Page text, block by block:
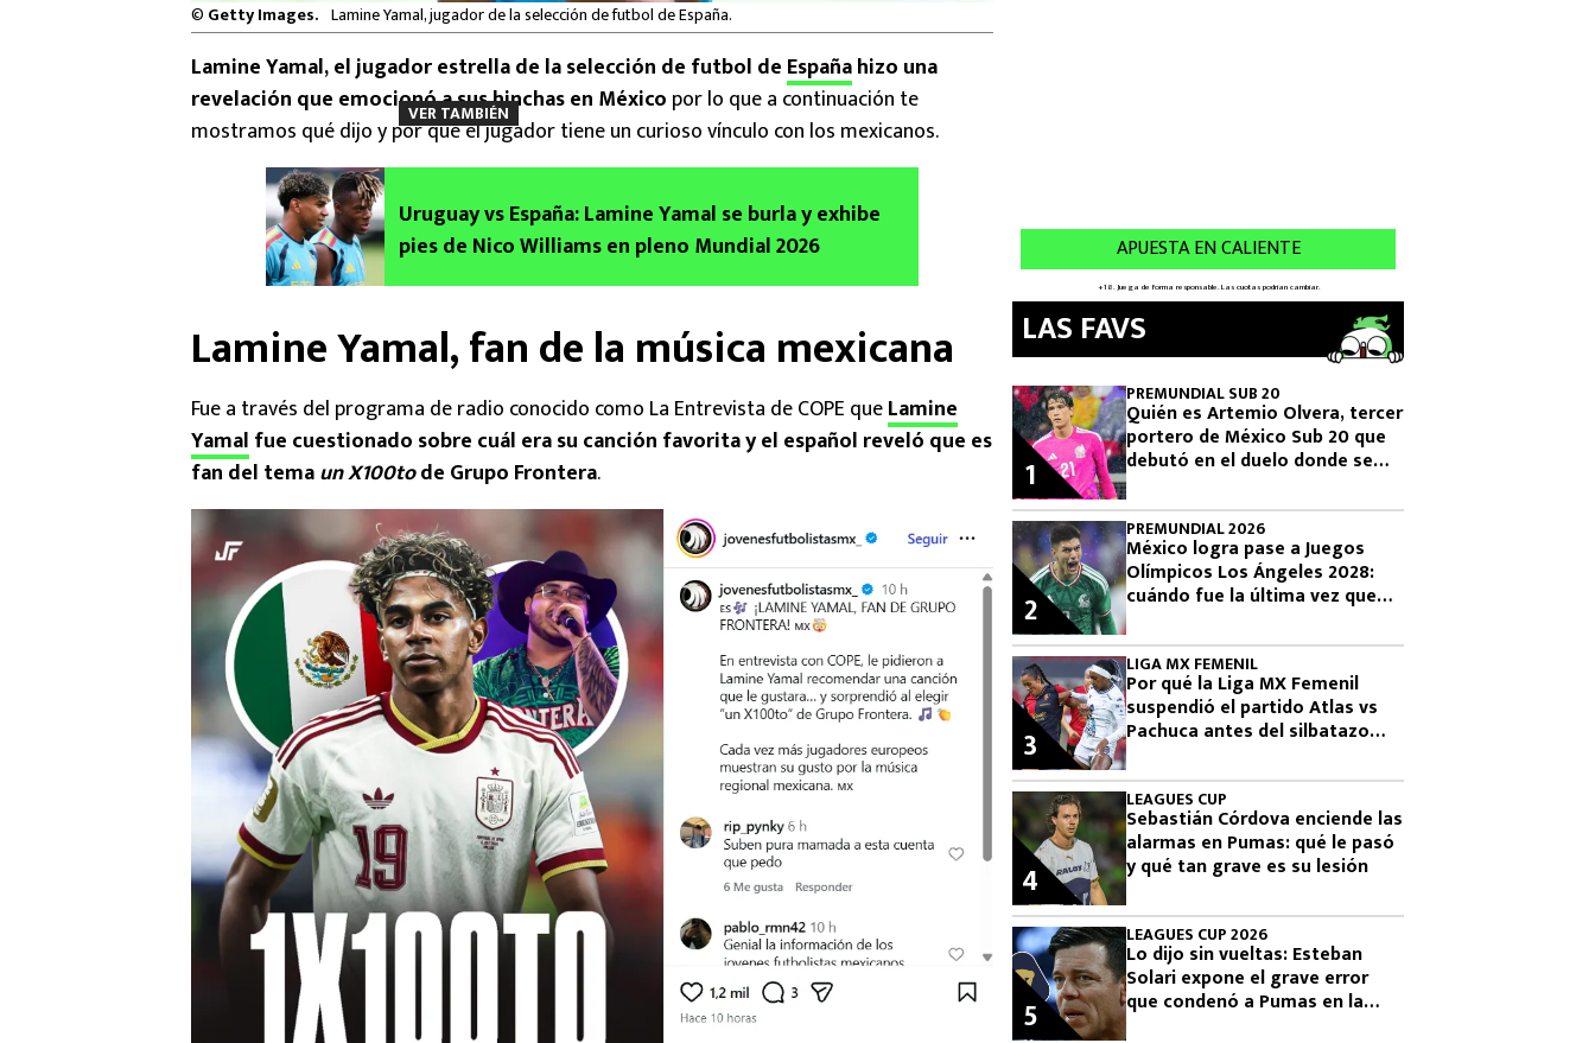
© Getty Images. Lamine Yamal, jugador de la selección de futbol de España.
Lamine Yamal, el jugador estrella de la selección de futbol de Españahizo una
revelación que emocionó a sus hinchas en México por lo que a continuación te
mostramos qué dijo y por qué el jugador tiene un curioso vínculo con los mexicanos.
VER TAMBIÉN
Uruguay vs España: Lamine Yamal se burla y exhibe
pies de Nico Williams en pleno Mundial 2026
Lamine Yamal, fan de la música mexicana
Fue a través del programa de radio conocido como La Entrevista de COPE queLamine
Yamal fue cuestionado sobre cuál era su canción favorita y el español reveló que es
fan del temaun X100tode Grupo Frontera.
LAS FAVS
PREMUNDIAL SUB 20
Quién es Artemio Olvera, tercer
portero de México Sub 20 que
debutó en el duelo donde se
1
PREMUNDIAL 2026
México logra pase a Juegos
Olímpicos Los Ángeles 2028:
cuándo fue la última vez que
2
LIGA MX FEMENIL
Por qué la Liga MX Femenil
suspendió el partido Atlas vs
Pachuca antes del silbatazo
3
LEAGUES CUP
Sebastián Córdova enciende las
alarmas en Pumas: qué le pasó
y qué tan grave es su lesión
4
LEAGUES CUP 2026
Lo dijo sin vueltas: Esteban
Solari expone el grave error
que condenó a Pumas en la
5